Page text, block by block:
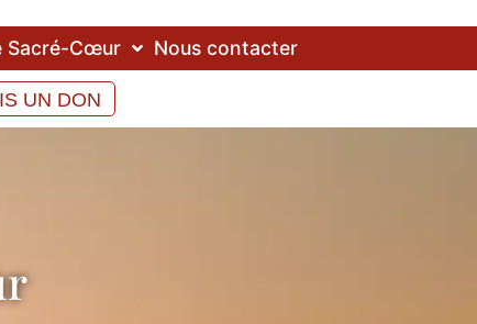
Sacré-Cœur Nous contacter
UN DON